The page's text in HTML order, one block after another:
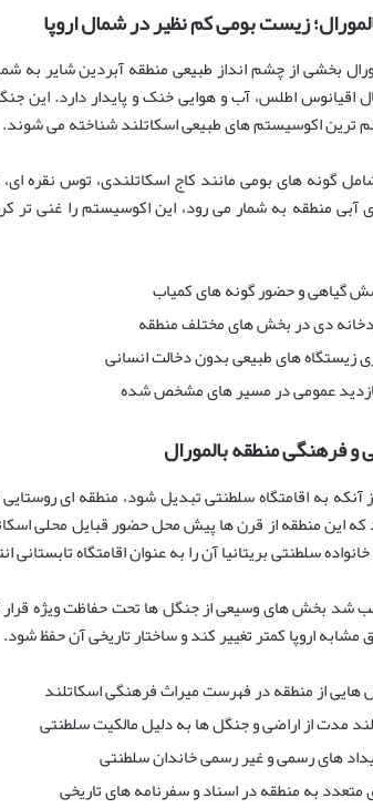
زیست بومی کم نظیر در شمال اروپا
بخشی از چشم انداز طبیعی منطقه آبردین شایر به
اقیانوس اطلس، آب و هوایی خنک و پایدار دارد. این
ترین اکوسیستم های طبیعی اسکاتلند شناخته می شوند.
گونه های بومی مانند کاج اسکاتلندی، توس نقره
آبی منطقه به شمار می رود، این اکوسیستم را غنی تر
گیاهی و حضور گونه های کمیاب
دی در بخش های مختلف منطقه
زیستگاه های طبیعی بدون دخالت انسانی
عمومی در مسیر های مشخص شده
و فرهنگی منطقه بالمورال
آنکه به اقامتگاه سلطنتی تبدیل شود، منطقه ای
این منطقه از قرن ها پیش محل حضور قبایل محلی
سلطنتی بریتانیا آن را به عنوان اقامتگاه تابستانی
شد بخش های وسیعی از جنگل ها تحت حفاظت ویژه
مشابه اروپا کمتر تغییر کند و ساختار تاریخی آن حفظ شود.
از منطقه در فهرست میراث فرهنگی اسکاتلند
مدت از اراضی و جنگل ها به دلیل مالکیت سلطنتی
های رسمی و غیر رسمی خاندان سلطنتی
متعدد به منطقه در اسناد و سفرنامه های تاریخی